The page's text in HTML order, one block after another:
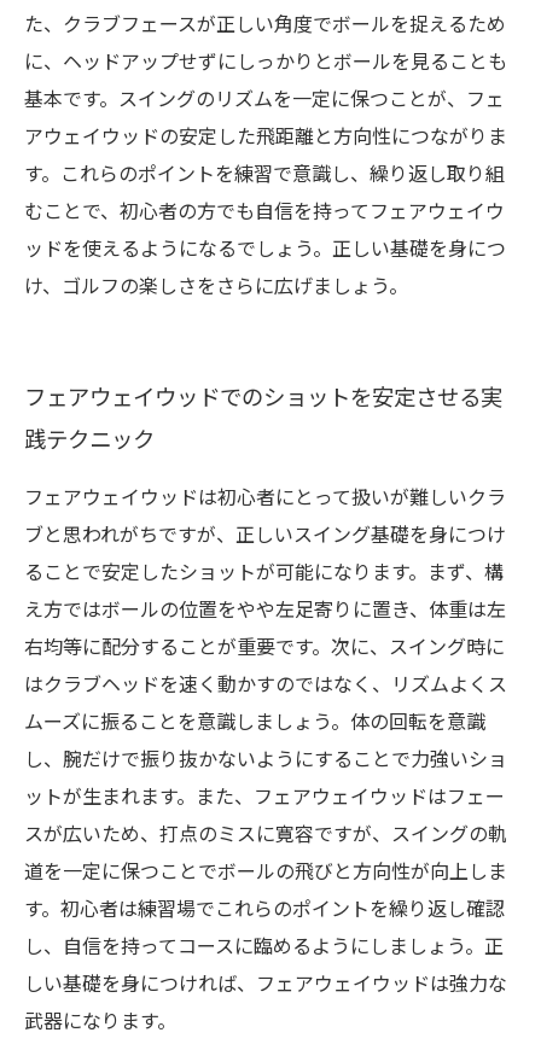
た、クラブフェースが正しい角度でボールを捉えるため
に、ヘッドアップせずにしっかりとボールを見ることも
基本です。スイングのリズムを一定に保つことが、フェ
アウェイウッドの安定した飛距離と方向性につながりま
す。これらのポイントを練習で意識し、繰り返し取り組
むことで、初心者の方でも自信を持ってフェアウェイウ
ッドを使えるようになるでしょう。正しい基礎を身につ
け、ゴルフの楽しさをさらに広げましょう。
フェアウェイウッドでのショットを安定させる実
践テクニック
フェアウェイウッドは初心者にとって扱いが難しいクラ
ブと思われがちですが、正しいスイング基礎を身につけ
ることで安定したショットが可能になります。まず、構
え方ではボールの位置をやや左足寄りに置き、体重は左
右均等に配分することが重要です。次に、スイング時に
はクラブヘッドを速く動かすのではなく、リズムよくス
ムーズに振ることを意識しましょう。体の回転を意識
し、腕だけで振り抜かないようにすることで力強いショ
ットが生まれます。また、フェアウェイウッドはフェー
スが広いため、打点のミスに寛容ですが、スイングの軌
道を一定に保つことでボールの飛びと方向性が向上しま
す。初心者は練習場でこれらのポイントを繰り返し確認
し、自信を持ってコースに臨めるようにしましょう。正
しい基礎を身につければ、フェアウェイウッドは強力な
武器になります。